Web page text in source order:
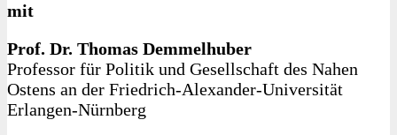
mit
Prof. Dr. Thomas Demmelhuber
Professor für Politik und Gesellschaft des Nahen
Ostens an der Friedrich-Alexander-Universität
Erlangen-Nürnberg